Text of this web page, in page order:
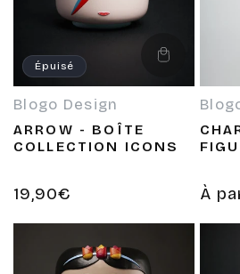
i
n
Épuisé
Épuisé
Fournisseur :
Blogo Design
ARROW - BOÎTE
COLLECTION ICONS
Prix
habituel
19,90€
Prix
À